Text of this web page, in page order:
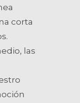
corta
las